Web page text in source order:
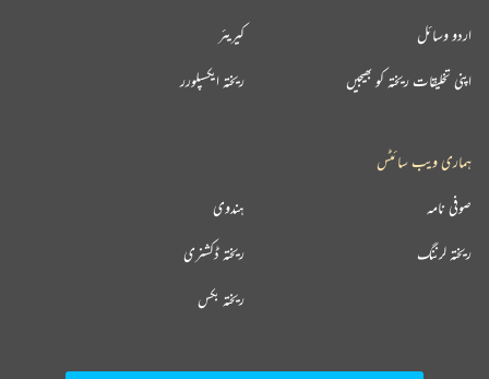
اردو وسائل
اپنی تخلیقات ریختہ کو بھیجیں
کیریئر
ریختہ ایکسپلورر
ہماری ویب سائٹس
ہندوی صوفی نامہ
ریختہ ڈکشنری ریختہ لرننگ
ریختہ بکس